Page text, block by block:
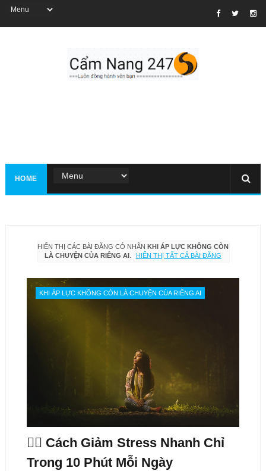
HOME
HIỂN THỊ CÁC BÀI ĐĂNG CÓ NHÃN KHI ÁP LỰC KHÔNG CÒN
LÀ CHUYỆN CỦA RIÊNG AI
HIỂN THỊ TẤT CẢ BÀI ĐĂNG
KHI ÁP LỰC KHÔNG CÒN LÀ CHUYỆN CỦA RIÊNG AI
🧘‍♀️ Cách Giảm Stress Nhanh Chỉ
Trong 10 Phút Mỗi Ngày